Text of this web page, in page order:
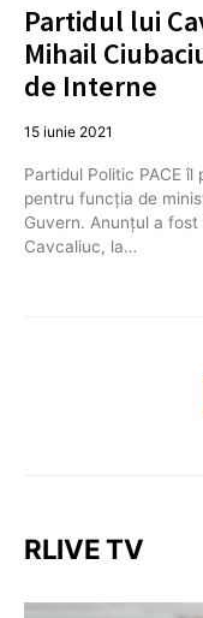
Partidul lui
Mihail
de Interne
15 iunie 2021
Partidul Politic PACE
pentru funcția de
Guvern. Anunțul a
Cavcaliuc, la…
RLIVE TV